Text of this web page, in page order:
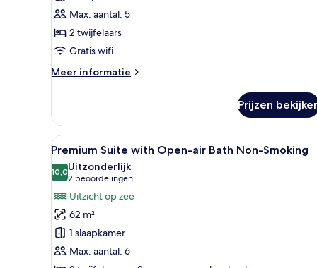
roken
laden
Max. aantal: 5
2 twijfelaars
Gratis wifi
Meer informatie
Meer
Twin
kamer,
niet-
roken
Prijzen
Alle
foto's
voor
Premium
Suite
with
Open-
air
Een moderne hotelkamer
17
Premium Suite with Open-air Bath Non-Smoking
10,010,0 van 10
Uitzonderlijk
2 beoordelingen
(2
beoordelingen)
Uitzicht op zee
62 m²
1 slaapkamer
Max. aantal: 6